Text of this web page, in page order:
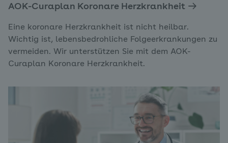
AOK-Curaplan Koronare Herzkrankheit
Eine koronare Herzkrankheit ist nicht heilbar.
Wichtig ist, lebensbedrohliche Folgeerkrankungen zu
vermeiden. Wir unterstützen Sie mit dem AOK-
Curaplan Koronare Herzkrankheit.